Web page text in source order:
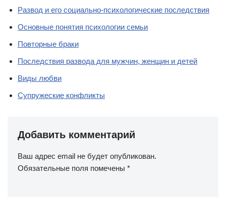
Развод и его социально-психологические последствия
Основные понятия психологии семьи
Повторные браки
Последствия развода для мужчин, женщин и детей
Виды любви
Супружеские конфликты
Добавить комментарий
Ваш адрес email не будет опубликован.
Обязательные поля помечены *